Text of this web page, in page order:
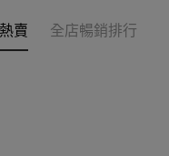
賣 全店暢銷排行